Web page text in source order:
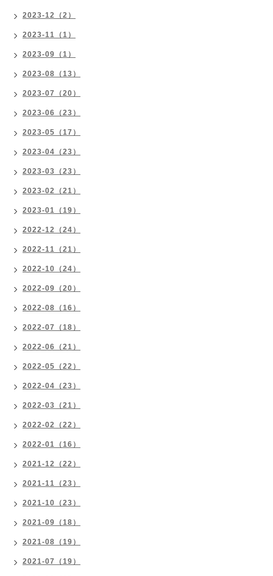
2023-12（2）
2023-11（1）
2023-09（1）
2023-08（13）
2023-07（20）
2023-06（23）
2023-05（17）
2023-04（23）
2023-03（23）
2023-02（21）
2023-01（19）
2022-12（24）
2022-11（21）
2022-10（24）
2022-09（20）
2022-08（16）
2022-07（18）
2022-06（21）
2022-05（22）
2022-04（23）
2022-03（21）
2022-02（22）
2022-01（16）
2021-12（22）
2021-11（23）
2021-10（23）
2021-09（18）
2021-08（19）
2021-07（19）